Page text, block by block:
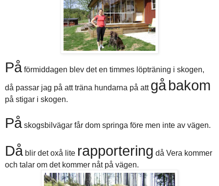
På förmiddagen blev det en timmes löpträning i skogen,
då passar jag på att träna hundarna på att gåbakom
på stigar i skogen.
På skogsbilvägar får dom springa före men inte av vägen.
Då blir det oxå lite rapportering då Vera kommer
och talar om det kommer nåt på vägen.